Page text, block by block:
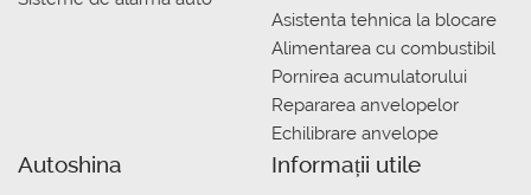
Asistenta tehnica la blocare
Alimentarea cu combustibil
Pornirea acumulatorului
Repararea anvelopelor
Echilibrare anvelope
Autoshina Informații utile